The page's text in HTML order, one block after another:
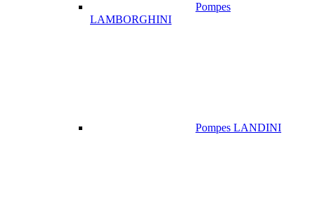
Pompes
LAMBORGHINI
Pompes LANDINI